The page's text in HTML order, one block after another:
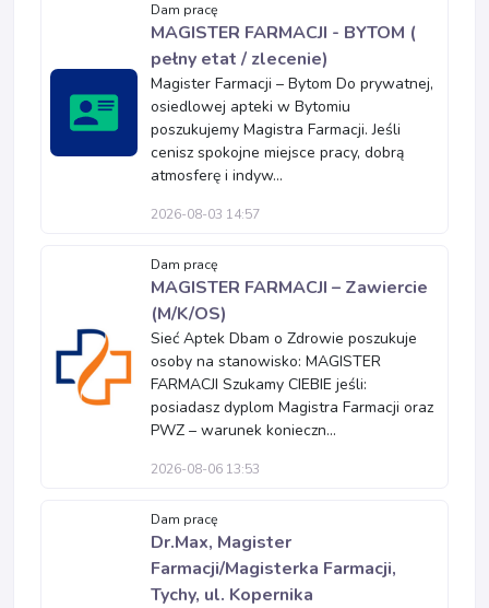
Dam pracę
MAGISTER FARMACJI - BYTOM (
pełny etat / zlecenie)
Magister Farmacji – Bytom Do prywatnej,
osiedlowej apteki w Bytomiu
poszukujemy Magistra Farmacji. Jeśli
cenisz spokojne miejsce pracy, dobrą
atmosferę i indyw...
2026-08-03 14:57
Dam pracę
MAGISTER FARMACJI – Zawiercie
(M/K/OS)
Sieć Aptek Dbam o Zdrowie poszukuje
osoby na stanowisko: MAGISTER
FARMACJI Szukamy CIEBIE jeśli:
posiadasz dyplom Magistra Farmacji oraz
PWZ – warunek konieczn...
2026-08-06 13:53
Dam pracę
Dr.Max, Magister
Farmacji/Magisterka Farmacji,
Tychy, ul. Kopernika